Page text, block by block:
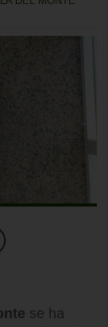
se ha